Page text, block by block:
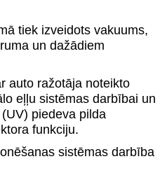
tiek izveidots vakuums,
un dažādiem
auto ražotāja noteikto
eļļu sistēmas darbībai un
piedeva pilda
funkciju.
sistēmas darbība